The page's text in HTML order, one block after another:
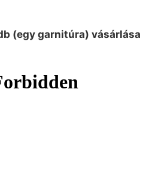
(egy garnitúra) vásárlása